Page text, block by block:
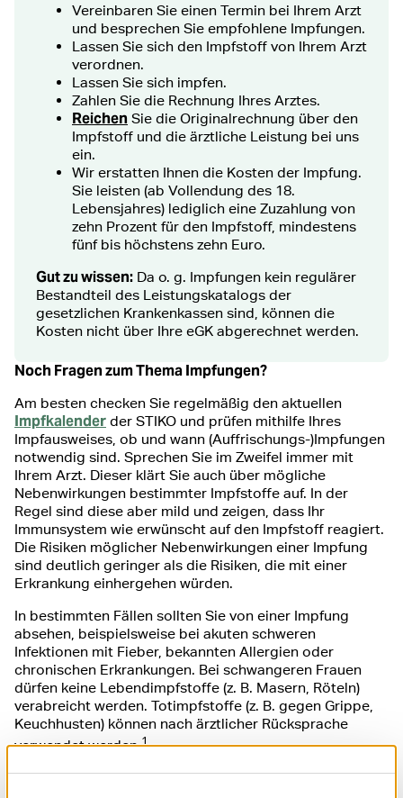
Vereinbaren Sie einen Termin bei Ihrem Arzt
und besprechen Sie empfohlene Impfungen.
Lassen Sie sich den Impfstoff von Ihrem Arzt
verordnen.
Lassen Sie sich impfen.
Zahlen Sie die Rechnung Ihres Arztes.
Reichen Sie die Originalrechnung über den
Impfstoff und die ärztliche Leistung bei uns
ein.
Wir erstatten Ihnen die Kosten der Impfung.
Sie leisten (ab Vollendung des 18.
Lebensjahres) lediglich eine Zuzahlung von
zehn Prozent für den Impfstoff, mindestens
fünf bis höchstens zehn Euro.
Gut zu wissen: Da o. g. Impfungen kein regulärer
Bestandteil des Leistungskatalogs der
gesetzlichen Krankenkassen sind, können die
Kosten nicht über Ihre eGK abgerechnet werden.
Noch Fragen zum Thema Impfungen?
Am besten checken Sie regelmäßig den aktuellen
Impfkalender der STIKO und prüfen mithilfe Ihres
Impfausweises, ob und wann (Auffrischungs-)Impfungen
notwendig sind. Sprechen Sie im Zweifel immer mit
Ihrem Arzt. Dieser klärt Sie auch über mögliche
Nebenwirkungen bestimmter Impfstoffe auf. In der
Regel sind diese aber mild und zeigen, dass Ihr
Immunsystem wie erwünscht auf den Impfstoff reagiert.
Die Risiken möglicher Nebenwirkungen einer Impfung
sind deutlich geringer als die Risiken, die mit einer
Erkrankung einhergehen würden.
In bestimmten Fällen sollten Sie von einer Impfung
absehen, beispielsweise bei akuten schweren
Infektionen mit Fieber, bekannten Allergien oder
chronischen Erkrankungen. Bei schwangeren Frauen
dürfen keine Lebendimpfstoffe (z. B. Masern, Röteln)
verabreicht werden. Totimpfstoffe (z. B. gegen Grippe,
Keuchhusten) können nach ärztlicher Rücksprache
verwendet werden.1